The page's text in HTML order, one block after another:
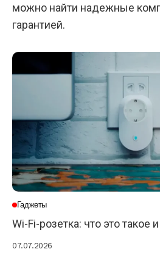
можно найти надежные
гарантией.
Гаджеты
Wi-Fi-розетка: что это такое
07.07.2026